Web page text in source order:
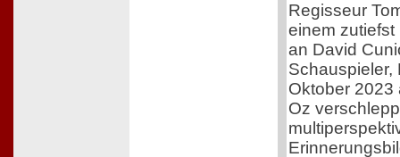
Regisseur
einem
an David
Schauspieler,
Oktober 2023
Oz